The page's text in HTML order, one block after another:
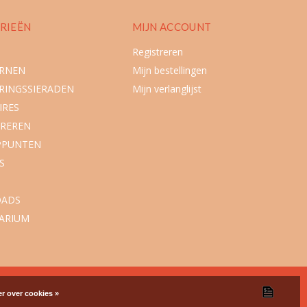
MIJN ACCOUNT
Registreren
Mijn bestellingen
Mijn verlanglijst
over cookies »